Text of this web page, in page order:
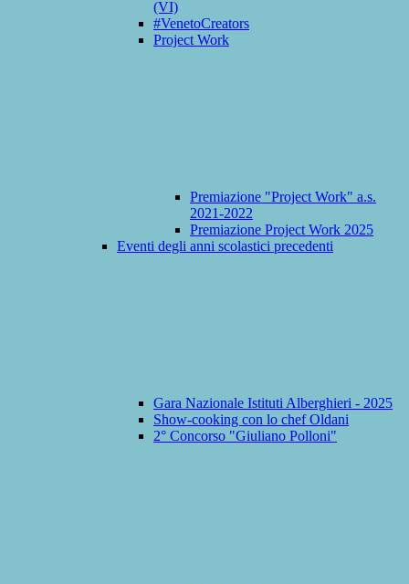
(VI)
#VenetoCreators
Project Work
Premiazione "Project Work" a.s.
2021-2022
Premiazione Project Work 2025
Eventi degli anni scolastici precedenti
Gara Nazionale Istituti Alberghieri - 2025
Show-cooking con lo chef Oldani
2° Concorso "Giuliano Polloni"